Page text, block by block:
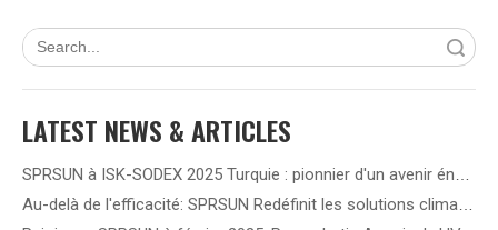
LATEST NEWS & ARTICLES